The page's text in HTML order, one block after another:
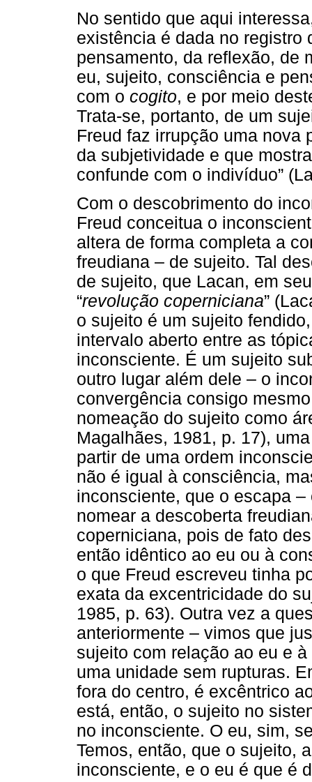
No sentido que aqui
existência é dada no registro
pensamento, da reflexão, de
eu, sujeito, consciência e
com o cogito, e por meio
Trata-se, portanto, de um
Freud faz irrupção uma nova
da subjetividade e que
confunde com o indivíduo”
Com o descobrimento do
Freud conceitua o
altera de forma completa a
freudiana – de sujeito. Tal
de sujeito, que Lacan, em
“revolução coperniciana”
o sujeito é um sujeito
intervalo aberto entre as
inconsciente. É um sujeito
outro lugar além dele – o
convergência consigo
nomeação do sujeito como
Magalhães, 1981, p. 17),
partir de uma ordem
não é igual à consciência,
inconsciente, que o escapa
nomear a descoberta
coperniciana, pois de fato
então idêntico ao eu ou à
o que Freud escreveu tinha
exata da excentricidade do
1985, p. 63). Outra vez a
anteriormente – vimos que
sujeito com relação ao eu e
uma unidade sem rupturas.
fora do centro, é excêntrico
está, então, o sujeito no
no inconsciente. O eu, sim,
Temos, então, que o sujeito,
inconsciente, e o eu é que é